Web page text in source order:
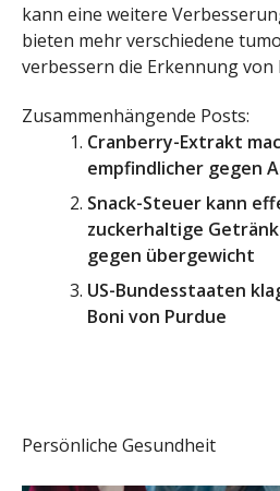
kann eine weitere
bieten mehr verschiedene
verbessern die Erkennung von
Zusammenhängende Posts:
Cranberry-Extrakt
empfindlicher gegen
Snack-Steuer kann
zuckerhaltige
gegen übergewicht
US-Bundesstaaten
Boni von Purdue
Persönliche Gesundheit